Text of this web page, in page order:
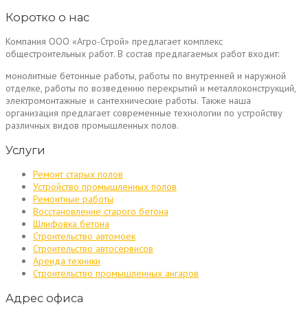
Коротко о нас
Компания ООО «Агро-Строй» предлагает комплекс
общестроительных работ. В состав предлагаемых работ входит:
монолитные бетонные работы, работы по внутренней и наружной
отделке, работы по возведению перекрытий и металлоконструкций,
электромонтажные и сантехнические работы. Также наша
организация предлагает современные технологии по устройству
различных видов промышленных полов.
Услуги
Ремонт старых полов
Устройство промышленных полов
Ремонтные работы
Восстановление старого бетона
Шлифовка бетона
Строительство автомоек
Строительство автосервисов
Аренда техники
Строительство промышленных ангаров
Адрес офиса